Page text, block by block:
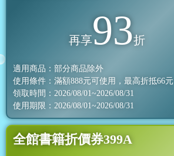
再享93折
適用商品：部分商品除外
使用條件：滿額888元可使用，最高折抵66元
領取時間：2026/08/01~2026/08/31
使用期限：2026/08/01~2026/08/31
全館書籍折價券399A